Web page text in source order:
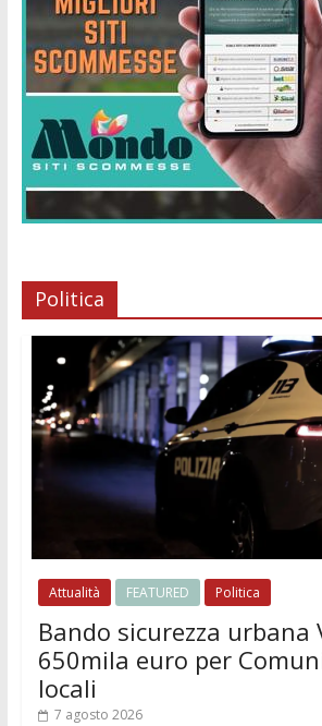
Politica
Attualità FEATURED Politica
Bando sicurezza urbana
650mila euro per
locali
7 agosto 2026